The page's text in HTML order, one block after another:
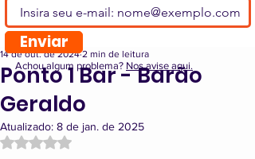
Ponto 1 Bar - Barão
Geraldo
14 de out. de 2024 2 min de leitura
Atualizado: 8 de jan. de 2025
Avaliado com NaN de 5 estrelas.
Enviar
Achou algum problema? Nos avise aqui.